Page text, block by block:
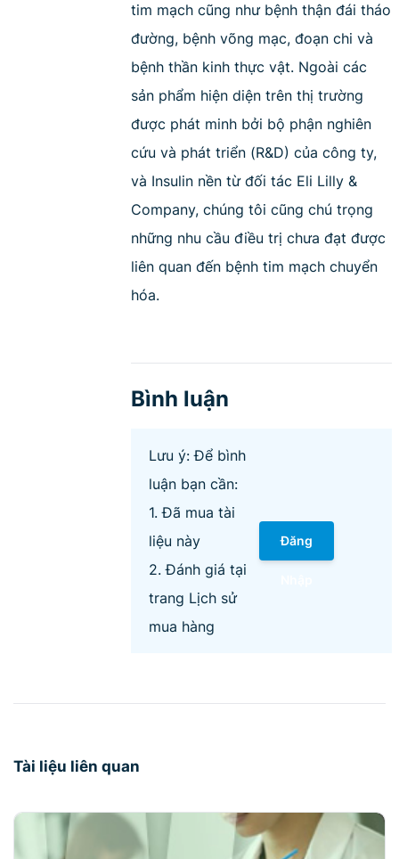
tim mạch cũng như bệnh thận đái tháo
đường, bệnh võng mạc, đoạn chi và
bệnh thần kinh thực vật. Ngoài các
sản phẩm hiện diện trên thị trường
được phát minh bởi bộ phận nghiên
cứu và phát triển (R&D) của công ty,
và Insulin nền từ đối tác Eli Lilly &
Company, chúng tôi cũng chú trọng
những nhu cầu điều trị chưa đạt được
liên quan đến bệnh tim mạch chuyển
hóa.
Bình luận
Lưu ý: Để bình
luận bạn cần:
1. Đã mua tài
liệu này
2. Đánh giá tại
trang Lịch sử
mua hàng
Đăng
Tài liệu liên quan